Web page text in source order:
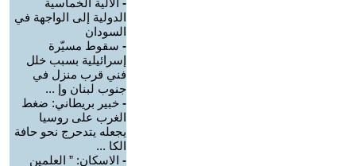
- الآلية الخماسية
الدولية إلى الواجهة في
السودان
- سقوط مسيّرة
إسرائيلية بسبب خلل
فني قرب منزل في
جنوب لبنان وإ ...
- خبير بريطاني: ضغط
الغرب على روسيا
يجعله يتدحرج نحو حافة
الكا ...
- الاسكان: ” العلمين